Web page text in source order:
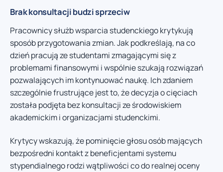
Brak konsultacji budzi sprzeciw
Pracownicy służb wsparcia studenckiego krytykują
sposób przygotowania zmian. Jak podkreślają, na co
dzień pracują ze studentami zmagającymi się z
problemami finansowymi i wspólnie szukają rozwiązań
pozwalających im kontynuować naukę. Ich zdaniem
szczególnie frustrujące jest to, że decyzja o cięciach
została podjęta bez konsultacji ze środowiskiem
akademickim i organizacjami studenckimi.
Krytycy wskazują, że pominięcie głosu osób mających
bezpośredni kontakt z beneficjentami systemu
stypendialnego rodzi wątpliwości co do realnej oceny